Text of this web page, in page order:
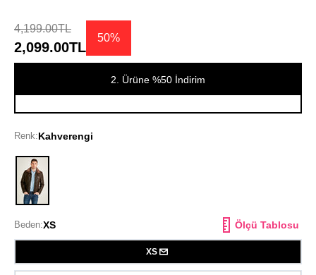
4,199.00TL
2,099.00TL
50%
2. Ürüne %50 İndirim
Renk:Kahverengi
Kahverengi
Beden:XS Ölçü Tablosu
XS